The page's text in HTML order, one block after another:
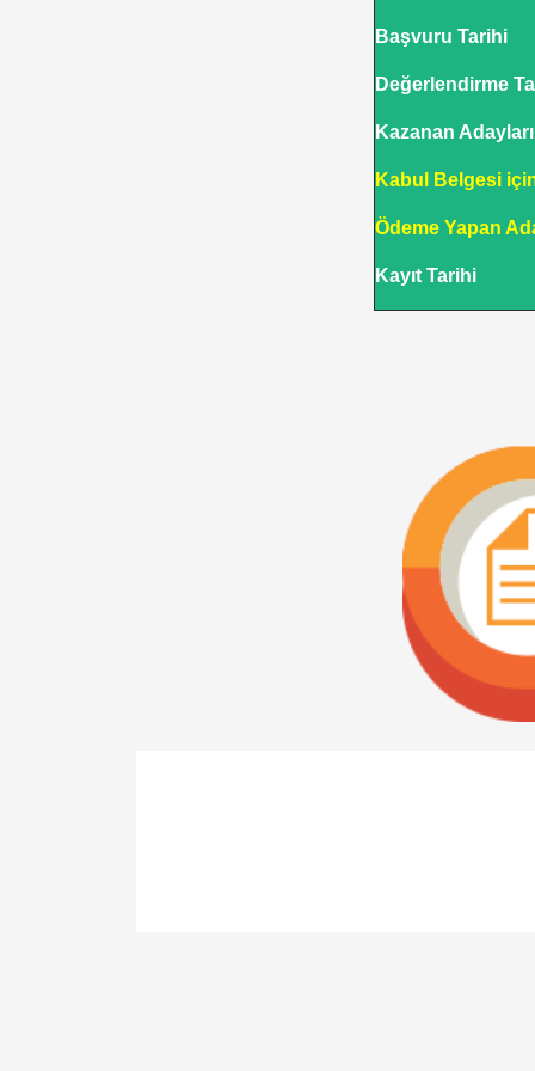
Başvuru Tarihi
Değerlendirme
Kazanan
Kabul Belgesi
Ödeme Yapan
Kayıt Tarihi